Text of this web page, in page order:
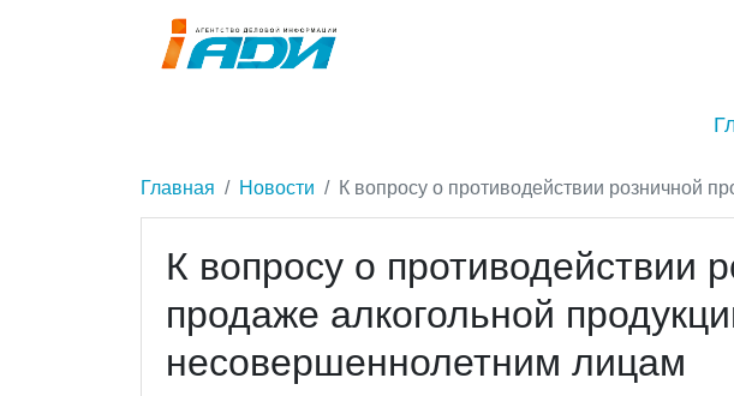
Главная Новости К вопросу о противодействии розничной
К вопросу о противодействии
продаже алкогольной
несовершеннолетним лицам